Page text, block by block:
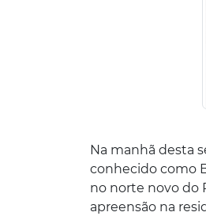
Na manhã desta
conhecido como
no norte novo do
apreensão na